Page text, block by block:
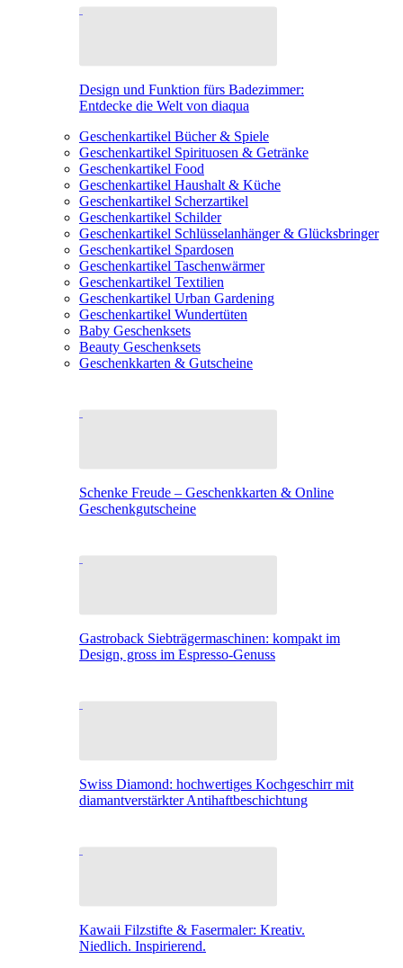
Design und Funktion fürs Badezimmer:
Entdecke die Welt von diaqua
Geschenkartikel Bücher & Spiele
Geschenkartikel Spirituosen & Getränke
Geschenkartikel Food
Geschenkartikel Haushalt & Küche
Geschenkartikel Scherzartikel
Geschenkartikel Schilder
Geschenkartikel Schlüsselanhänger & Glücksbringer
Geschenkartikel Spardosen
Geschenkartikel Taschenwärmer
Geschenkartikel Textilien
Geschenkartikel Urban Gardening
Geschenkartikel Wundertüten
Baby Geschenksets
Beauty Geschenksets
Geschenkkarten & Gutscheine
Schenke Freude – Geschenkkarten & Online
Geschenkgutscheine
Gastroback Siebträgermaschinen: kompakt im
Design, gross im Espresso-Genuss
Swiss Diamond: hochwertiges Kochgeschirr mit
diamantverstärkter Antihaftbeschichtung
Kawaii Filzstifte & Fasermaler: Kreativ.
Niedlich. Inspirierend.